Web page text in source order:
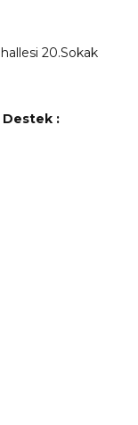
20.Sokak
: